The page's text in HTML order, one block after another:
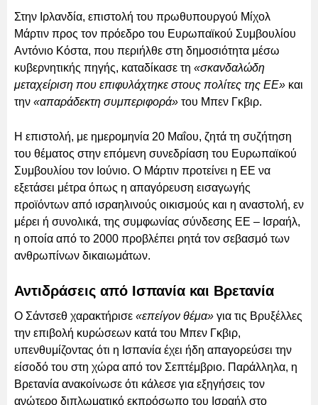
Στην Ιρλανδία, επιστολή του πρωθυπουργού Μίχολ
Μάρτιν προς τον πρόεδρο του Ευρωπαϊκού Συμβουλίου
Αντόνιο Κόστα, που περιήλθε στη δημοσιότητα μέσω
κυβερνητικής πηγής, καταδίκασε τη «σκανδαλώδη
μεταχείριση που επιφυλάχτηκε στους πολίτες της ΕΕ» και
την «απαράδεκτη συμπεριφορά» του Μπεν Γκβιρ.
Η επιστολή, με ημερομηνία 20 Μαΐου, ζητά τη συζήτηση
του θέματος στην επόμενη συνεδρίαση του Ευρωπαϊκού
Συμβουλίου τον Ιούνιο. Ο Μάρτιν προτείνει η ΕΕ να
εξετάσει μέτρα όπως η απαγόρευση εισαγωγής
προϊόντων από ισραηλινούς οικισμούς και η αναστολή, εν
μέρει ή συνολικά, της συμφωνίας σύνδεσης ΕΕ – Ισραήλ,
η οποία από το 2000 προβλέπει ρητά τον σεβασμό των
ανθρωπίνων δικαιωμάτων.
Αντιδράσεις από Ισπανία και Βρετανία
Ο Σάντσεθ χαρακτήρισε «επείγον θέμα» για τις Βρυξέλλες
την επιβολή κυρώσεων κατά του Μπεν Γκβιρ,
υπενθυμίζοντας ότι η Ισπανία έχει ήδη απαγορεύσει την
είσοδό του στη χώρα από τον Σεπτέμβριο. Παράλληλα, η
Βρετανία ανακοίνωσε ότι κάλεσε για εξηγήσεις τον
ανώτερο διπλωματικό εκπρόσωπο του Ισραήλ στο